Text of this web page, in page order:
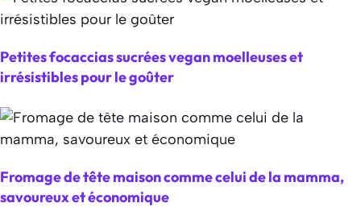
Petites focaccias sucrées vegan moelleuses et
irrésistibles pour le goûter
Fromage de tête maison comme celui de la mamma,
savoureux et économique